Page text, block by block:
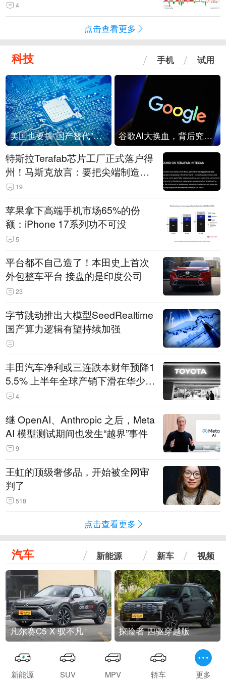
4
点击查看更多
科技 手机 试用
美国也要搞“国产替代”？先算清三笔账 谷歌AI大换血，背后究竟发生了什么？
特斯拉Terafab芯片工厂正式落户得
州！马斯克放言：要把尖端制造带
回美国
19
苹果拿下高端手机市场65%的份
额：iPhone 17系列功不可没
5
平台都不自己造了！本田史上首次
外包整车平台 接盘的是印度公司
23
字节跳动推出大模型SeedRealtime
国产算力逻辑有望持续加强
丰田汽车净利或三连跌本财年预降1
5.5% 上半年全球产销下滑在华少卖
14.3万辆
4
继 OpenAI、Anthropic 之后，Meta
AI 模型测试期间也发生“越界”事件
9
王虹的顶级奢侈品，开始被全网审
判了
518
点击查看更多
汽车 新能源 新车 视频
凡尔赛C5 X 驭不凡 探险者 四驱穿越版
新能源 SUV MPV 轿车 更多